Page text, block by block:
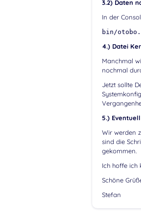
3.2) Daten
In der
bin/
4.) Datei
Manchmal
nochmal
Jetzt sollte
5.)
Wir werden
sind die
gekommen.
Ich hoffe ich
Schöne
Stefan